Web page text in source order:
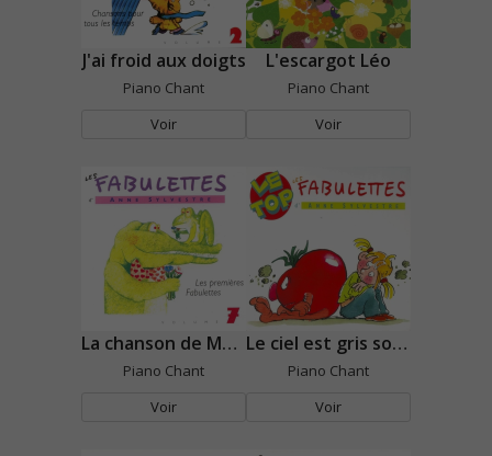
J'ai froid aux doigts
Piano Chant
Voir
L'escargot Léo
Piano Chant
Voir
La chanson de Marine
Piano Chant
Voir
Le ciel est gris souris
Piano Chant
Voir